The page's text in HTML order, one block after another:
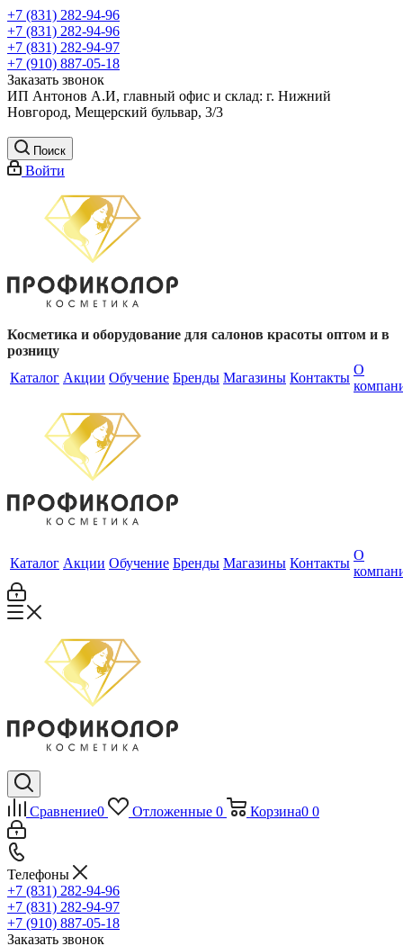
+7 (831) 282-94-96
+7 (831) 282-94-96
+7 (831) 282-94-97
+7 (910) 887-05-18
Заказать звонок
ИП Антонов А.И, главный офис и склад: г. Нижний
Новгород, Мещерский бульвар, 3/3
Поиск
Войти
Косметика и оборудование для салонов красоты оптом и в
розницу
Каталог Акции Обучение Бренды Магазины Контакты
О
Каталог Акции Обучение Бренды Магазины Контакты
О
Сравнение0 Отложенные 0 Корзина0 0
Телефоны
+7 (831) 282-94-96
+7 (831) 282-94-97
+7 (910) 887-05-18
Заказать звонок